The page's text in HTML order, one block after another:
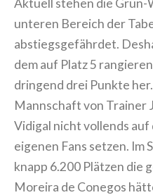
Aktuell stehen die Grün-
unteren Bereich der
abstiegsgefährdet.
dem auf Platz 5
dringend drei Punkte
Mannschaft von Trainer
Vidigal nicht vollends
eigenen Fans setzen. Im
knapp 6.200 Plätzen die
Moreira de Conegos